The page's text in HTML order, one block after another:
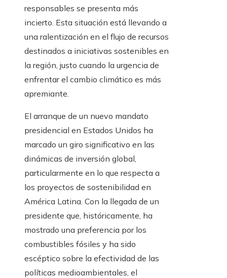
responsables se presenta más
incierto. Esta situación está llevando a
una ralentización en el flujo de recursos
destinados a iniciativas sostenibles en
la región, justo cuando la urgencia de
enfrentar el cambio climático es más
apremiante.
El arranque de un nuevo mandato
presidencial en Estados Unidos ha
marcado un giro significativo en las
dinámicas de inversión global,
particularmente en lo que respecta a
los proyectos de sostenibilidad en
América Latina. Con la llegada de un
presidente que, históricamente, ha
mostrado una preferencia por los
combustibles fósiles y ha sido
escéptico sobre la efectividad de las
políticas medioambientales, el